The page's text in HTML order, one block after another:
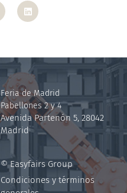
Feria de Madrid
Pabellones 2 y 4
Avenida Partenón 5, 28042
Madrid
© Easyfairs Group
Condiciones y términos